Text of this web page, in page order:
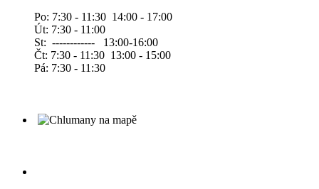
Po: 7:30 - 11:30 14:00 - 17:00
Út: 7:30 - 11:00
St: ------------ 13:00-16:00
Čt: 7:30 - 11:30 13:00 - 15:00
Pá: 7:30 - 11:30